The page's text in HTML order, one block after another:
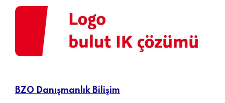
BZO Danışmanlık Bilişim